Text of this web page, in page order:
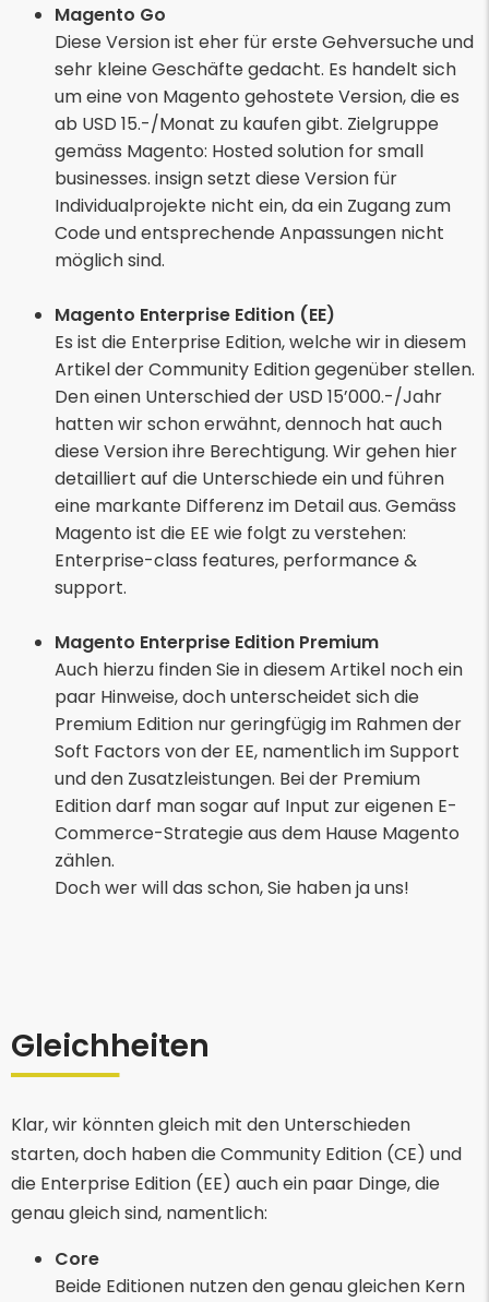
Magento Go
Diese Version ist eher für erste Gehversuche und
sehr kleine Geschäfte gedacht. Es handelt sich
um eine von Magento gehostete Version, die es
ab USD 15.-/Monat zu kaufen gibt. Zielgruppe
gemäss Magento: Hosted solution for small
businesses. insign setzt diese Version für
Individualprojekte nicht ein, da ein Zugang zum
Code und entsprechende Anpassungen nicht
möglich sind.
Magento Enterprise Edition (EE)
Es ist die Enterprise Edition, welche wir in diesem
Artikel der Community Edition gegenüber stellen.
Den einen Unterschied der USD 15’000.-/Jahr
hatten wir schon erwähnt, dennoch hat auch
diese Version ihre Berechtigung. Wir gehen hier
detailliert auf die Unterschiede ein und führen
eine markante Differenz im Detail aus. Gemäss
Magento ist die EE wie folgt zu verstehen:
Enterprise-class features, performance &
support.
Magento Enterprise Edition Premium
Auch hierzu finden Sie in diesem Artikel noch ein
paar Hinweise, doch unterscheidet sich die
Premium Edition nur geringfügig im Rahmen der
Soft Factors von der EE, namentlich im Support
und den Zusatzleistungen. Bei der Premium
Edition darf man sogar auf Input zur eigenen E-
Commerce-Strategie aus dem Hause Magento
zählen.
Doch wer will das schon, Sie haben ja uns!
Gleichheiten
Klar, wir könnten gleich mit den Unterschieden
starten, doch haben die Community Edition (CE) und
die Enterprise Edition (EE) auch ein paar Dinge, die
genau gleich sind, namentlich:
Core
Beide Editionen nutzen den genau gleichen Kern